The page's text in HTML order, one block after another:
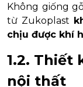
Không giống
từ Zukoplast
chịu được khí
1.2. Thiết
nội thất